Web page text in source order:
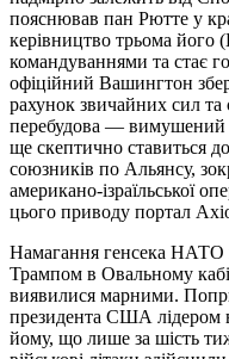
пояснював пан Рютте у
керівництво трьома
командуваннями та стає
офіційний Вашингтон
рахунок звичайних сил
перебудова — вимушений
ще скептично ставиться
союзників по Альянсу,
американо-ізраїльської
цього приводу портал
Намагання генсека НАТО
Трампом в Овальному
виявилися марними.
президента США лідером
йому, що лише за шість